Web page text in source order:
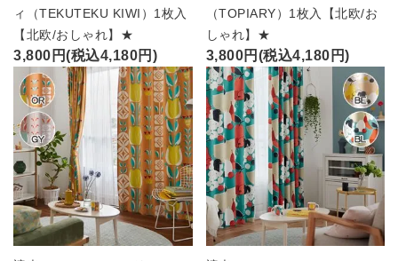
ィ（TEKUTEKU KIWI）1枚入
【北欧/おしゃれ】★
3,800円(税込4,180円)
（TOPIARY）1枚入【北欧/お
しゃれ】★
3,800円(税込4,180円)